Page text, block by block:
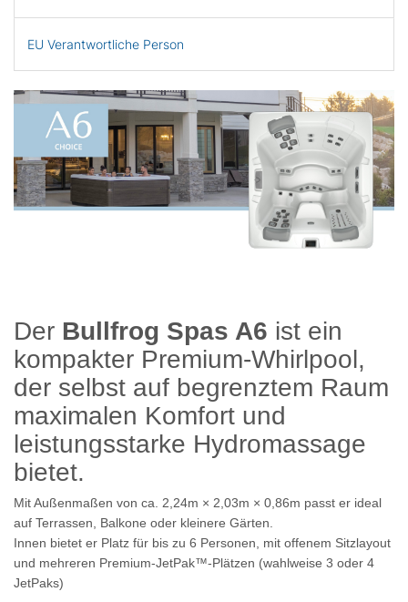
EU Verantwortliche Person
Der Bullfrog Spas A6 ist ein
kompakter Premium‑Whirlpool,
der selbst auf begrenztem Raum
maximalen Komfort und
leistungsstarke Hydromassage
bietet.
Mit Außenmaßen von ca. 2,24m × 2,03m × 0,86m passt er ideal
auf Terrassen, Balkone oder kleinere Gärten.
Innen bietet er Platz für bis zu 6 Personen, mit offenem Sitzlayout
und mehreren Premium‑JetPak™-Plätzen (wahlweise 3 oder 4
JetPaks)